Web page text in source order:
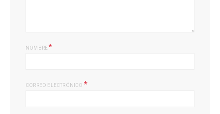
NOMBRE *
CORREO ELECTRÓNICO *